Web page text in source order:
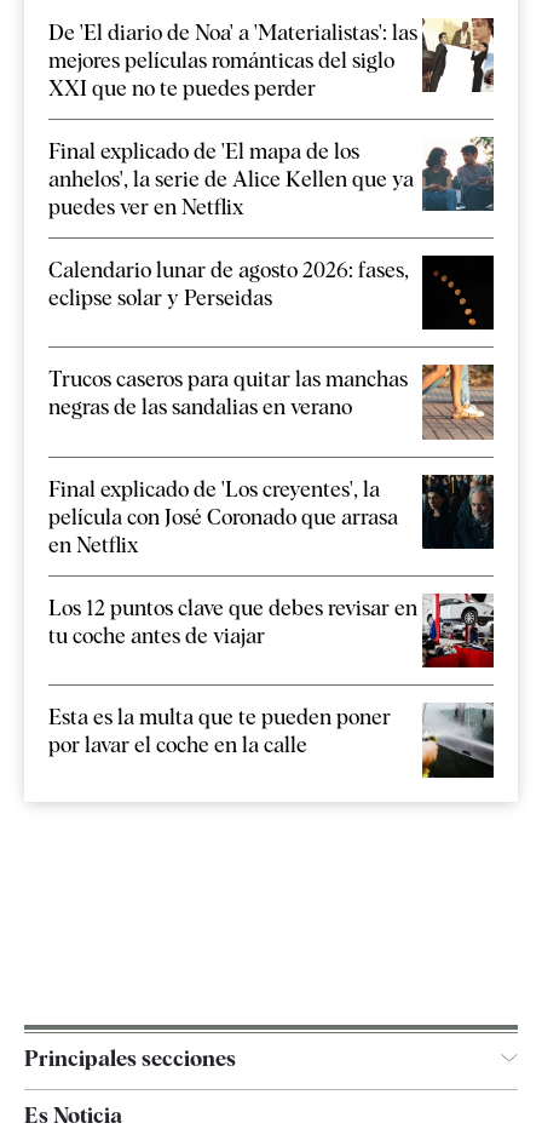
De 'El diario de Noa' a 'Materialistas': las
mejores películas románticas del siglo
XXI que no te puedes perder
Final explicado de 'El mapa de los
anhelos', la serie de Alice Kellen que ya
puedes ver en Netflix
Calendario lunar de agosto 2026: fases,
eclipse solar y Perseidas
Trucos caseros para quitar las manchas
negras de las sandalias en verano
Final explicado de 'Los creyentes', la
película con José Coronado que arrasa
en Netflix
Los 12 puntos clave que debes revisar en
tu coche antes de viajar
Esta es la multa que te pueden poner
por lavar el coche en la calle
Principales secciones
Es Noticia